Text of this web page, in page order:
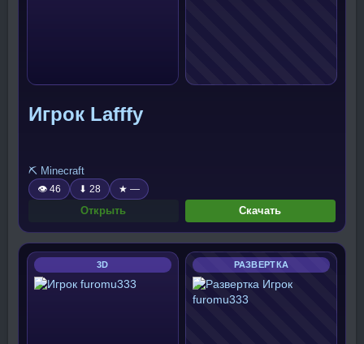
Игрок Lafffy
⛏️ Minecraft
👁 46 ⬇ 28 ★ —
Открыть Скачать
3D РАЗВЕРТКА